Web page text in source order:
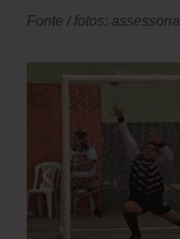
Fonte / fotos: assessoria